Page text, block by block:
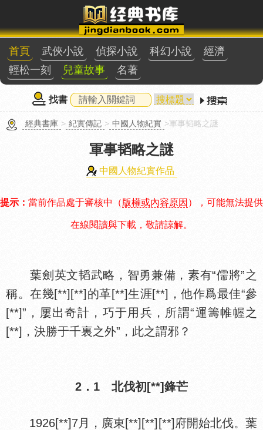
首頁 武俠小說 偵探小說 科幻小說
經濟
輕松一刻
兒童故事 名著
找書
經典書庫 > 紀實傳記 > 中國人物紀實 >軍事韬略之謎
軍事韬略之謎
中國人物紀實作品
提示： 當前作品處于審核中（版權或內容原因 ），可能無法提供
在線閱讀與下載，敬請諒解。
葉劍英文韬武略，智勇兼備，素有“儒將”之
稱。在幾[**][**]的革[**]生涯[**]，他作爲最佳“參
[**]”，屢出奇計，巧于用兵，所謂“運籌帷幄之
[**]，決勝于千裏之外”，此之謂邪？
2．1 北伐初[**]鋒芒
1926[**]7月，廣東[**][**][**]府開始北伐。葉